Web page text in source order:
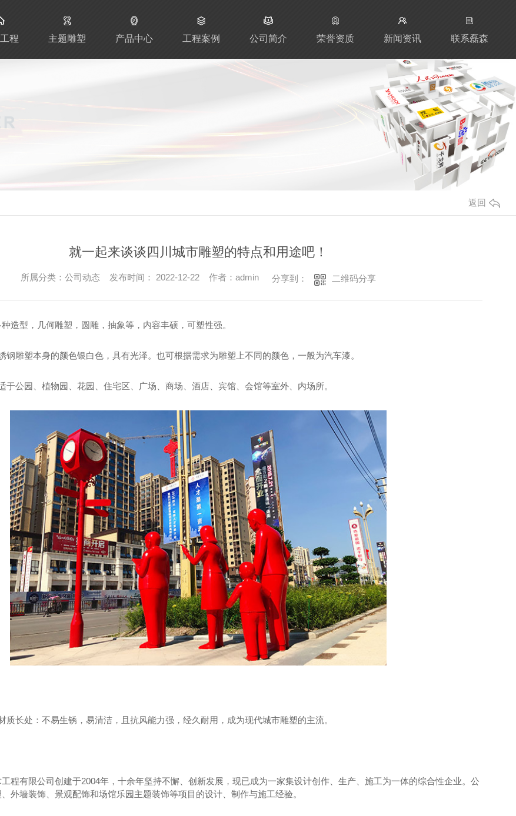
程 主题雕塑 产品中心 工程案例 公司简介 荣誉资质 新闻资讯 联系磊森
返回
温江光华春天 简阳穹顶吊装
就一起来谈谈四川城市雕塑的特点和用途吧！
所属分类：公司动态 发布时间： 2022-12-22 作者：admin 分享到： 二维码分享
造型，几何雕塑，圆雕，抽象等，内容丰硕，可塑性强。
钢雕塑本身的颜色银白色，具有光泽。也可根据需求为雕塑上不同的颜色，一般为汽车漆。
于公园、植物园、花园、住宅区、广场、商场、酒店、宾馆、会馆等室外、内场所。
质长处：不易生锈，易清洁，且抗风能力强，经久耐用，成为现代城市雕塑的主流。
程有限公司创建于2004年，十余年坚持不懈、创新发展，现已成为一家集设计创作、生产、施工为一体的综合性企业。公
外墙装饰、景观配饰和场馆乐园主题装饰等项目的设计、制作与施工经验。